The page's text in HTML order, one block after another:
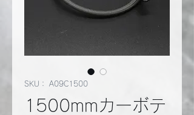
SKU： A09C1500
1500mmカーボテ